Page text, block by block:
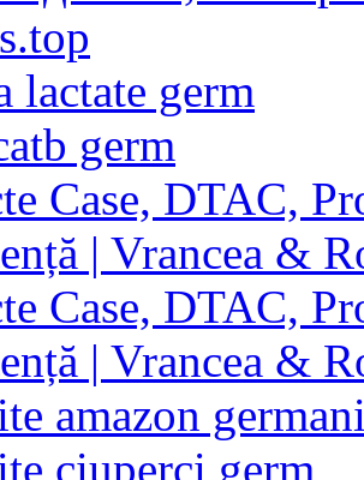
lactate germ
germ
Case, DTAC,
| Vrancea &
Case, DTAC,
| Vrancea &
amazon
ciuperci germ